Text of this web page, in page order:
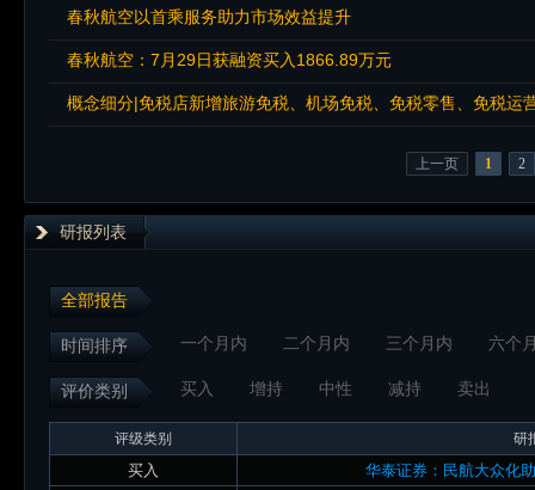
春秋航空以首乘服务助力市场效益提升
春秋航空：7月29日获融资买入1866.89万元
概念细分|免税店新增旅游免税、机场免税、免税零售、免税运
上一页 1 2
研报列表
全部报告
时间排序 一个月内 二个月内 三个月内 六个
评价类别 买入 增持 中性 减持 卖出
评级类别 研
买入
华泰证券：民航大众化